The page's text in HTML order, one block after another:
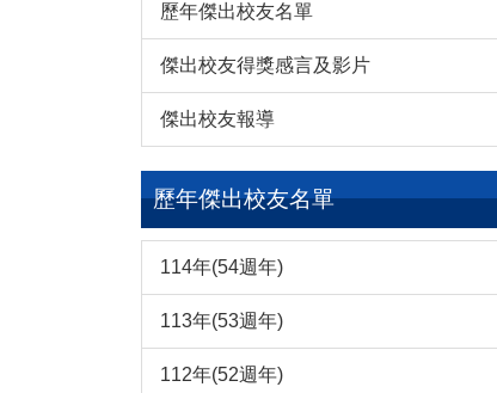
歷年傑出校友名單
傑出校友得獎感言及影片
傑出校友報導
歷年傑出校友名單
114年(54週年)
113年(53週年)
112年(52週年)